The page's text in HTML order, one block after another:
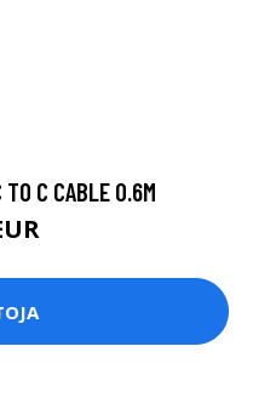
C CABLE 0.6M